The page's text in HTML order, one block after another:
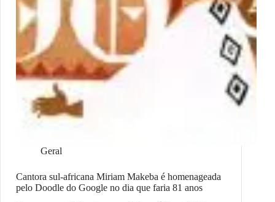
Geral
Cantora sul-africana Miriam Makeba é homenageada
pelo Doodle do Google no dia que faria 81 anos